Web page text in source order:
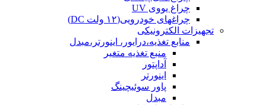
چراغ یووی UV
چراغهای خودرویی(۱۲ ولت DC)
تجهیزات الکترونیکی
منابع تغذیه،درایور، اینورتر،مبدل
منبع تغذیه متغیر
آداپتور
اینورتر
پاور سوئیچینگ
مبدل